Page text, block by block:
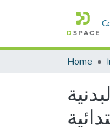
Home